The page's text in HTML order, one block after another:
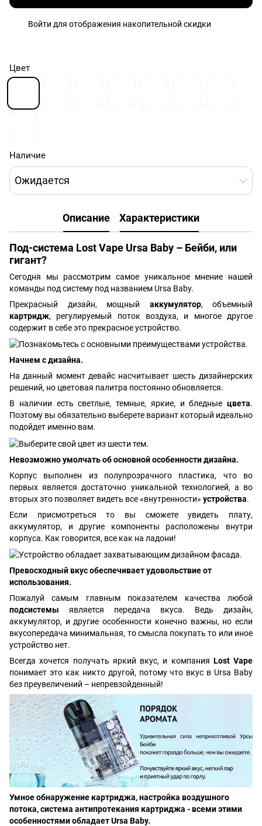
Войти для отображения накопительной скидки
Цвет
Наличие
Ожидается
Описание Характеристики
Под-система Lost Vape Ursa Baby – Бейби, или
гигант?
Сегодня мы рассмотрим самое уникальное мнение нашей
команды под систему под названием Ursa Baby.
Прекрасный дизайн, мощный аккумулятор, объемный
картридж, регулируемый поток воздуха, и многое другое
содержит в себе это прекрасное устройство.
Начнем с дизайна.
На данный момент девайс насчитывает шесть дизайнерских
решений, но цветовая палитра постоянно обновляется.
В наличии есть светлые, темные, яркие, и бледные цвета.
Поэтому вы обязательно выберете вариант который идеально
подойдет именно вам.
Невозможно умолчать об основной особенности дизайна.
Корпус выполнен из полупрозрачного пластика, что во
первых является достаточно уникальной технологией, а во
вторых это позволяет видеть все «внутренности» устройства.
Если присмотреться то вы сможете увидеть плату,
аккумулятор, и другие компоненты расположены внутри
корпуса. Как говорится, все как на ладони!
Превосходный вкус обеспечивает удовольствие от
использования.
Пожалуй самым главным показателем качества любой
подсистемы является передача вкуса. Ведь дизайн,
аккумулятор, и другие особенности конечно важны, но если
вкусопередача минимальная, то смысла покупать то или иное
устройство нет.
Всегда хочется получать яркий вкус, и компания Lost Vape
понимает это как никто другой, потому что вкус в Ursa Baby
без преувеличений – непревзойденный!
Умное обнаружение картриджа, настройка воздушного
потока, система антипротекания картриджа - всеми этими
особенностями обладает Ursa Baby.